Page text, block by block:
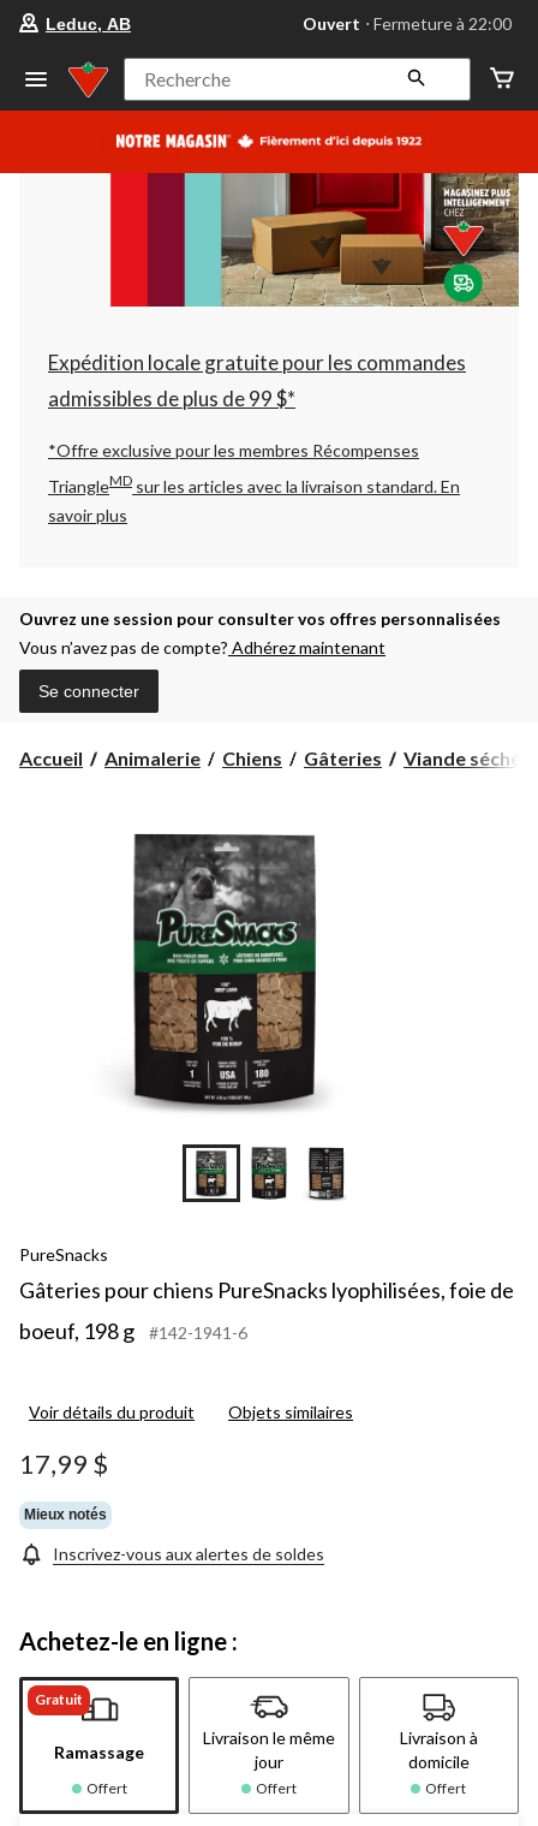
votre
préféré
Leduc,
AB,
courament
Fermeture
à
22:00
cliquer
pour
changer
Leduc, AB Ouvert ⋅ Fermeture à 22:00
Recherche
Expédition locale gratuite pour les commandes
admissibles de plus de 99 $*
*Offre exclusive pour les membres Récompenses
TriangleMD sur les articles avec la livraison standard.En
savoir plus
Ouvrez une session pour consulter vos offres personnalisées
Vous n’avez pas de compte? Adhérez maintenant
Se connecter
Accueil Animalerie Chiens Gâteries Viande séchée
PureSnacks
Gâteries pour chiens PureSnacks lyophilisées, foie de
boeuf, 198 g
#142-1941-6
Voir détails du produit Objets similaires
17,99 $
Mieux notés
Inscrivez-vous aux alertes de soldes
Achetez-le en ligne :
Gratuit
Ramassage
Offert
Livraison le même
jour
Offert
Livraison à
domicile
Offert